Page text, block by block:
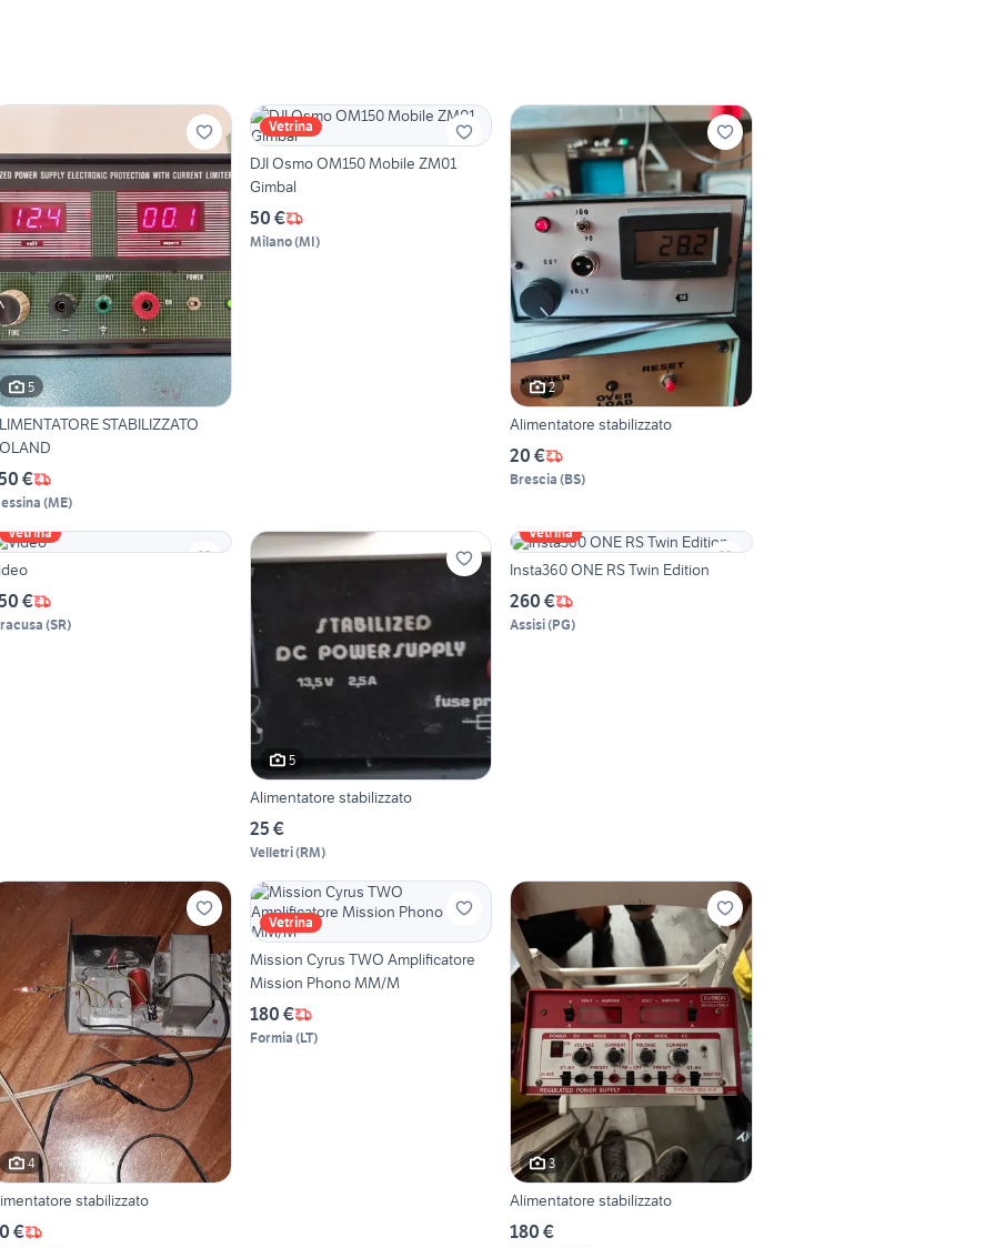
5
STABILIZZATO
€
(ME)
Vetrina
DJI Osmo OM150 Mobile ZM01
Gimbal
50 €
Milano(MI)
2
Alimentatore stabilizzato
20 €
Brescia (BS)
Vetrina
€
(SR)
5
Alimentatore stabilizzato
25 €
Velletri(RM)
Vetrina
Insta360 ONE RS Twin Edition
260 €
Assisi(PG)
4
stabilizzato
€
Vetrina
Mission Cyrus TWO Amplificatore
Mission Phono MM/M
180 €
Formia (LT)
3
Alimentatore stabilizzato
180 €